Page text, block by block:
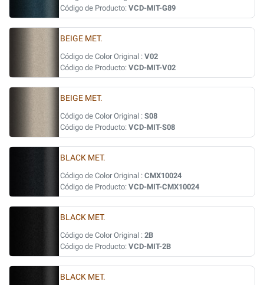
Código de Producto: VCD-MIT-G89
BEIGE MET.
Código de Color Original : V02
Código de Producto: VCD-MIT-V02
BEIGE MET.
Código de Color Original : S08
Código de Producto: VCD-MIT-S08
BLACK MET.
Código de Color Original : CMX10024
Código de Producto: VCD-MIT-CMX10024
BLACK MET.
Código de Color Original : 2B
Código de Producto: VCD-MIT-2B
BLACK MET.